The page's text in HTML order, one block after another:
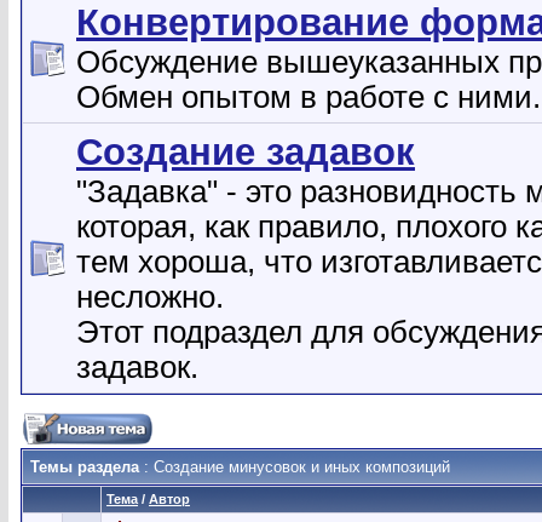
Конвертирование
Обсуждение вышеуказанных
Обмен опытом в работе с ними.
Создание задавок
"Задавка" - это разновидность
которая, как правило, плохого
тем хороша, что
несложно.
Этот подраздел для
задавок.
Темы раздела: Создание минусовок и иных композиций
Тема / Автор